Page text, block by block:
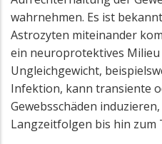
wahrnehmen. Es ist
Astrozyten miteinander
ein neuroprotektives Milieu
Ungleichgewicht,
Infektion, kann transiente
Gewebsschäden
Langzeitfolgen bis hin zum